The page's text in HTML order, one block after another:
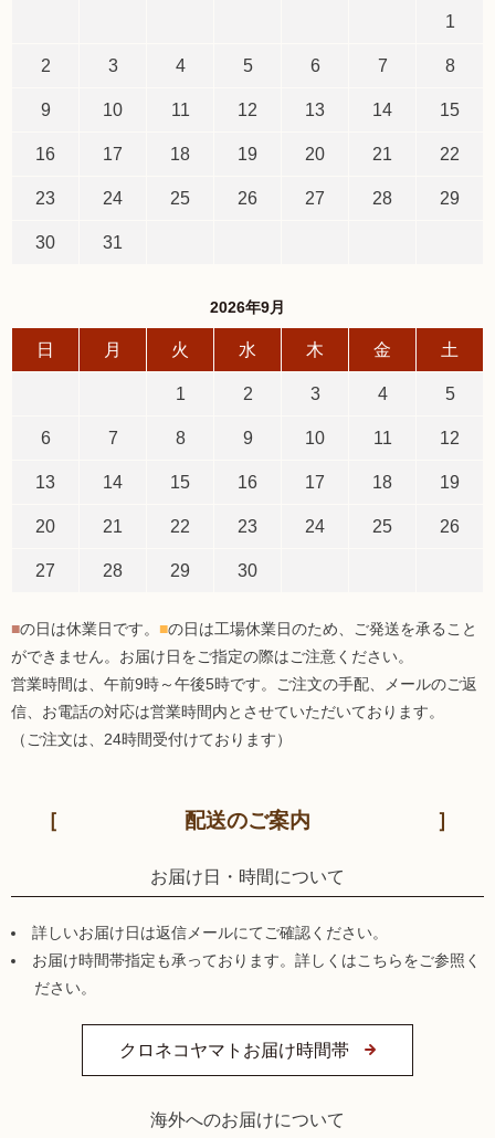
1
2 3 4 5 6 7 8
9 10 11 12 13 14 15
16 17 18 19 20 21 22
23 24 25 26 27 28 29
30 31
2026年9月
日 月 火 水 木 金 土
1 2 3 4 5
6 7 8 9 10 11 12
13 14 15 16 17 18 19
20 21 22 23 24 25 26
27 28 29 30
■の日は休業日です。 ■の日は工場休業日のため、ご発送を承ること
ができません。お届け日をご指定の際はご注意ください。
営業時間は、午前9時～午後5時です。ご注文の手配、メールのご返
信、お電話の対応は営業時間内とさせていただいております。
（ご注文は、24時間受付けております）
配送のご案内
お届け日・時間について
詳しいお届け日は返信メールにてご確認ください。
お届け時間帯指定も承っております。詳しくはこちらをご参照く
ださい。
クロネコヤマトお届け時間帯
海外へのお届けについて